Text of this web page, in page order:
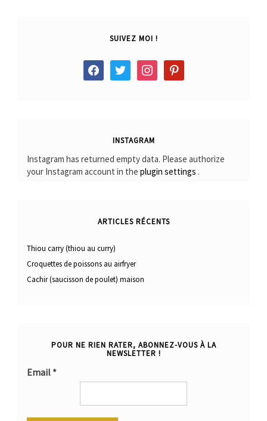
SUIVEZ MOI !
facebook twitter instagram pinterest
INSTAGRAM
Instagram has returned empty data. Please authorize
your Instagram account in the plugin settings .
ARTICLES RÉCENTS
Thiou carry (thiou au curry)
Croquettes de poissons au airfryer
Cachir (saucisson de poulet) maison
POUR NE RIEN RATER, ABONNEZ-VOUS À LA
NEWSLETTER !
Email *